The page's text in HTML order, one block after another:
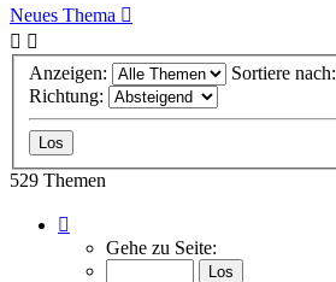
Neues Thema
Anzeigen:
Sortiere nach:
Richtung:
529 Themen
von
Gehe zu Seite: